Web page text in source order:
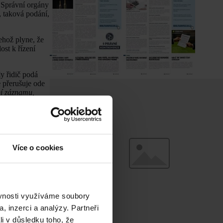
Více o cookies
využíváme soubory
inzerci a analýzy. Partneři
v důsledku toho, že
orgány
podání,
plyne, že
k řízení
řidič podá
ode
záznamu,
lhůty, mají
provedl
řádu, čili
lze
zda přijde o
osm let,